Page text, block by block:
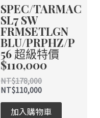
SPEC/TARMAC
SL7 SW
FRMSETLGN
BLU/PRPHZ/P
56 超級特價
$110,000
NT$178,000
NT$110,000
加入購物車